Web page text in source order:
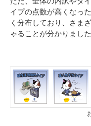
イプの点数が高くなっ
く分布しており、さま
ゃることが分かりました